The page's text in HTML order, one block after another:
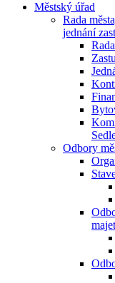
Městský úřad
Rada
jednání
Odbory